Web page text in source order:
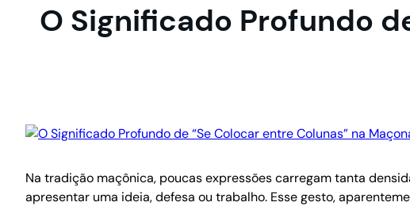
conteúdoO Significado Profundo
Na tradição maçônica, poucas expressões carregam tanta
apresentar uma ideia, defesa ou trabalho. Esse gesto,